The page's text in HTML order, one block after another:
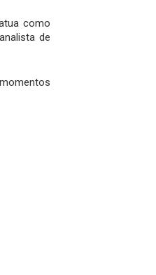
como
de